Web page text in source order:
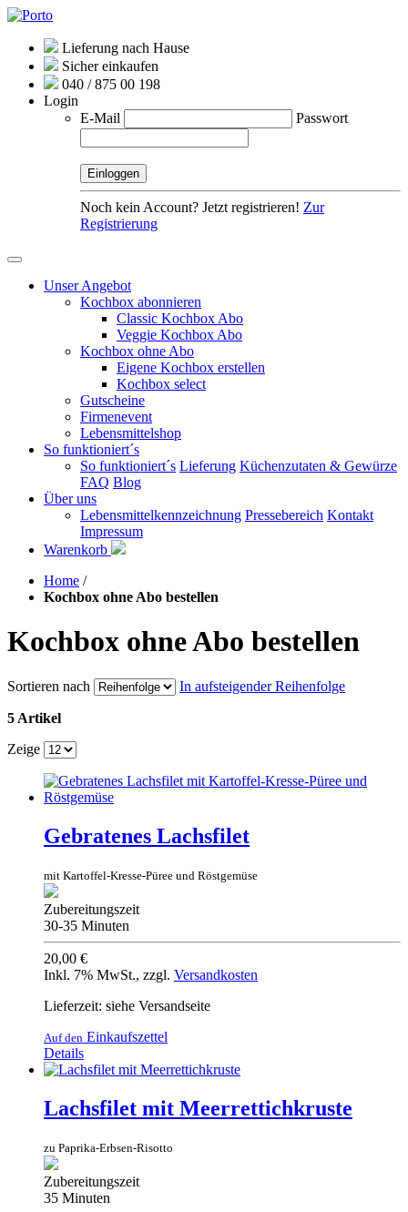
Lieferung nach Hause
Sicher einkaufen
040 / 875 00 198
Login
E-Mail
Passwort
Noch kein Account? Jetzt registrieren! Zur
Registrierung
Unser Angebot
Kochbox abonnieren
Classic Kochbox Abo
Veggie Kochbox Abo
Kochbox ohne Abo
Eigene Kochbox erstellen
Kochbox select
Gutscheine
Firmenevent
Lebensmittelshop
So funktioniert´s
So funktioniert´s Lieferung Küchenzutaten & Gewürze
FAQ Blog
Über uns
Lebensmittelkennzeichnung Pressebereich Kontakt
Impressum
Warenkorb
Home /
Kochbox ohne Abo bestellen
Kochbox ohne Abo bestellen
Sortieren nach In aufsteigender Reihenfolge
5 Artikel
Zeige
Gebratenes Lachsfilet
mit Kartoffel-Kresse-Püree und Röstgemüse
Zubereitungszeit
30-35 Minuten
20,00 €
Inkl. 7% MwSt., zzgl. Versandkosten
Lieferzeit: siehe Versandseite
Auf den Einkaufszettel
Details
Lachsfilet mit Meerrettichkruste
zu Paprika-Erbsen-Risotto
Zubereitungszeit
35 Minuten